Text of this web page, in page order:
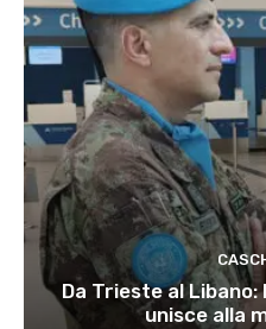
Da Trieste al
unisce alla